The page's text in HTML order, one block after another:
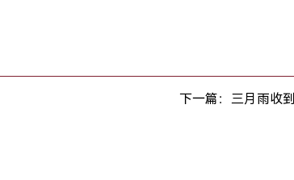
下一篇：三月雨收